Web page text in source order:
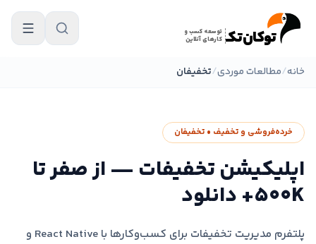
توکان‌تکـ توسعه کسب و
کارهای آنلاین
خانه/مطالعات موردی/تخفیفان
خرده‌فروشی و تخفیف • تخفیفان
اپلیکیشن تخفیفات — از صفر تا
۵۰۰K+ دانلود
پلتفرم مدیریت تخفیفات برای کسب‌وکارها با React Native و